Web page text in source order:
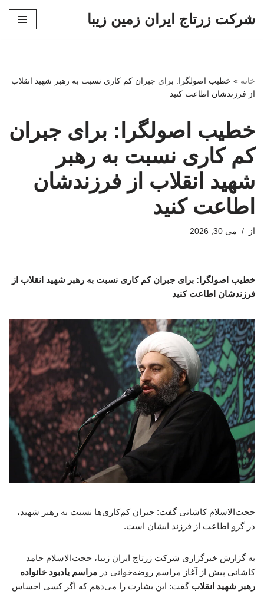
شرکت زرتاج ایران زمین زیبا
خانه » خطیب اصولگرا: برای جبران کم کاری نسبت به رهبر شهید انقلاب
از فرزندشان اطاعت کنید
خطیب اصولگرا: برای جبران
کم کاری نسبت به رهبر
شهید انقلاب از فرزندشان
اطاعت کنید
از می 30, 2026
خطیب اصولگرا: برای جبران کم کاری نسبت به رهبر شهید انقلاب از
فرزندشان اطاعت کنید
حجت‌الاسلام کاشانی گفت: جبران کم‌کاری‌ها نسبت به رهبر شهید،
در گرو اطاعت از فرزند ایشان است.
به گزارش خبرگزاری شرکت زرتاج ایران زیبا، حجت‌الاسلام حامد
کاشانی پیش از آغاز مراسم روضه‌خوانی در مراسم یادبود خانواده
رهبر شهید انقلاب گفت: این بشارت را می‌دهم که اگر کسی احساس